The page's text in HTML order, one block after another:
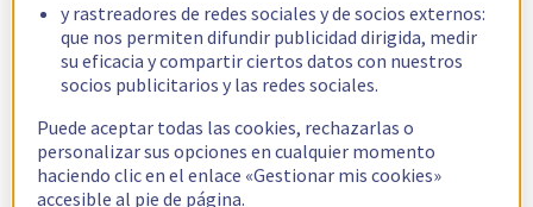
y rastreadores de redes sociales y de socios externos:
que nos permiten difundir publicidad dirigida, medir
su eficacia y compartir ciertos datos con nuestros
socios publicitarios y las redes sociales.
Puede aceptar todas las cookies, rechazarlas o
personalizar sus opciones en cualquier momento
haciendo clic en el enlace «Gestionar mis cookies»
accesible al pie de página.